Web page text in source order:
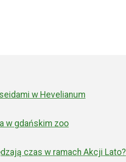
w Hevelianum
w gdańskim zoo
czas w ramach Akcji Lato?